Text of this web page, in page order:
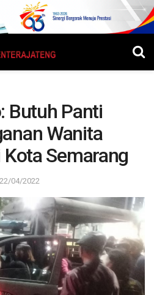
Butuh Panti
Wanita
Semarang
22/04/2022